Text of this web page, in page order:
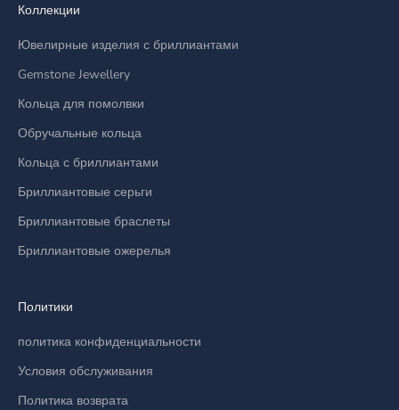
Коллекции
Ювелирные изделия с бриллиантами
Gemstone Jewellery
Кольца для помолвки
Обручальные кольца
Кольца с бриллиантами
Бриллиантовые серьги
Бриллиантовые браслеты
Бриллиантовые ожерелья
Политики
политика конфиденциальности
Условия обслуживания
Политика возврата